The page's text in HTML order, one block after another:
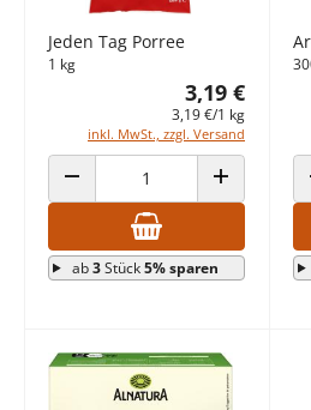
Jeden Tag Porree
1 kg
3,19 €
3,19 €/1 kg
inkl. MwSt., zzgl. Versand
ANZAHL VERRINGERN ANZAHL
ab3Stück5% sparen